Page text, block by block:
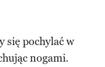
się pochylać w
nogami.